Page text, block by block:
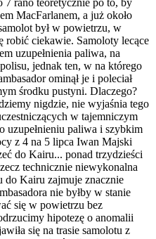
7 rano teoretycznie po to, by
MacFarlanem, a już około
był w powietrzu, w
robić ciekawie. Samoloty lecące
uzupełnienia paliwa, na
jednak ten, w na którego
ominął je i poleciał
środku pustyni. Dlaczego?
nigdzie, nie wyjaśnia tego
w tajemniczym
uzupełnieniu paliwa i szybkim
z 4 na 5 lipca Iwan Majski
do Kairu... ponad trzydzieści
technicznie niewykonalna
do Kairu zajmuje znacznie
nie byłby w stanie
się w powietrzu bez
hipotezę o anomalii
się na trasie samolotu z